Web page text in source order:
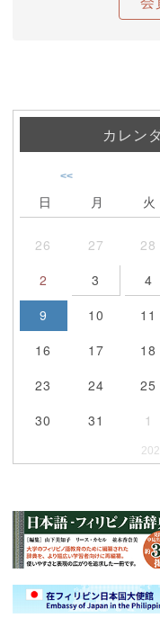
カレン
<<
日 月 火
26 27 28
2
3 4
9
10 11
16
17 18
23
24 25
30
31 1